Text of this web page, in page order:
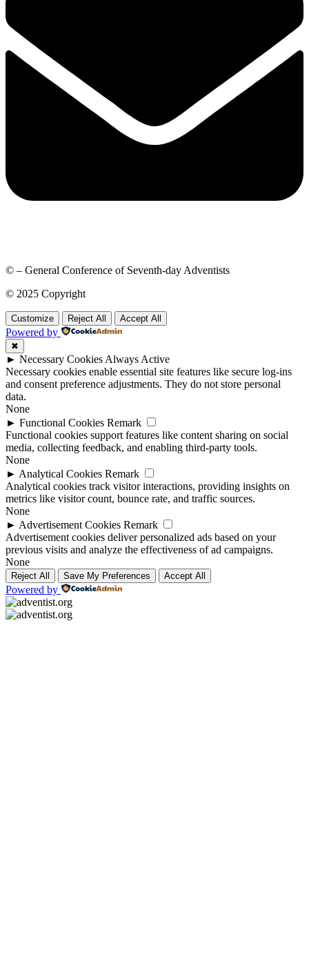
© – General Conference of Seventh-day Adventists
© 2025 Copyright
Customize Reject All Accept All
Powered by
✖
► Necessary Cookies Always Active
Necessary cookies enable essential site features like secure log-ins
and consent preference adjustments. They do not store personal
data.
None
► Functional Cookies Remark
Functional cookies support features like content sharing on social
media, collecting feedback, and enabling third-party tools.
None
► Analytical Cookies Remark
Analytical cookies track visitor interactions, providing insights on
metrics like visitor count, bounce rate, and traffic sources.
None
► Advertisement Cookies Remark
Advertisement cookies deliver personalized ads based on your
previous visits and analyze the effectiveness of ad campaigns.
None
Reject All Save My Preferences Accept All
Powered by